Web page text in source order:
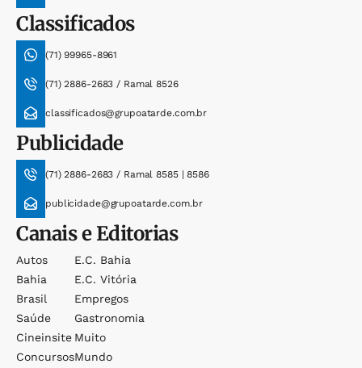
Classificados
(71) 99965-8961
(71) 2886-2683 / Ramal 8526
classificados@grupoatarde.com.br
Publicidade
(71) 2886-2683 / Ramal 8585 | 8586
publicidade@grupoatarde.com.br
Canais e Editorias
Autos
Bahia
Brasil
Saúde
Cineinsite
Concursos
E.c. Bahia
E.c. Vitória
Empregos
Gastronomia
Muito
Mundo